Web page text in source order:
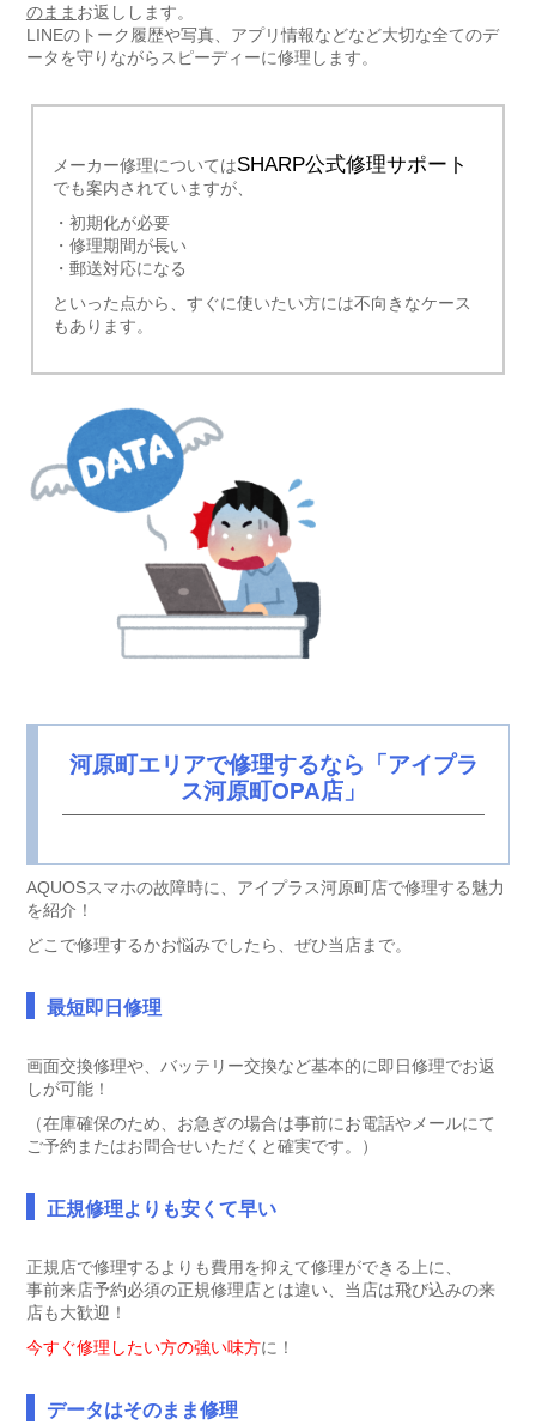
のまま お返しします。
LINEのトーク履歴や写真、アプリ情報などなど大切な全てのデ
ータを守りながらスピーディーに修理します。
メーカー修理についてはSHARP公式修理サポート
でも案内されていますが、
・初期化が必要
・修理期間が長い
・郵送対応になる
といった点から、すぐに使いたい方には不向きなケース
もあります。
河原町エリアで修理するなら「アイプラ
ス河原町OPA店」
AQUOSスマホの故障時に、アイプラス河原町店で修理する魅力
を紹介！
どこで修理するかお悩みでしたら、ぜひ当店まで。
最短即日修理
画面交換修理や、バッテリー交換など基本的に即日修理でお返
しが可能！
（在庫確保のため、お急ぎの場合は事前にお電話やメールにて
ご予約またはお問合せいただくと確実です。）
正規修理よりも安くて早い
正規店で修理するよりも費用を抑えて修理ができる上に、
事前来店予約必須の正規修理店とは違い、当店は飛び込みの来
店も大歓迎！
今すぐ修理したい方の強い味方に！
データはそのまま修理